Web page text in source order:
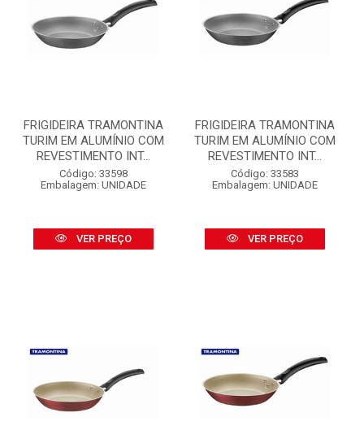
FRIGIDEIRA TRAMONTINA
TURIM EM ALUMÍNIO COM
REVESTIMENTO INT...
Código: 33598
Embalagem: UNIDADE
VER PREÇO
FRIGIDEIRA TRAMONTINA
TURIM EM ALUMÍNIO COM
REVESTIMENTO INT...
Código: 33583
Embalagem: UNIDADE
VER PREÇO